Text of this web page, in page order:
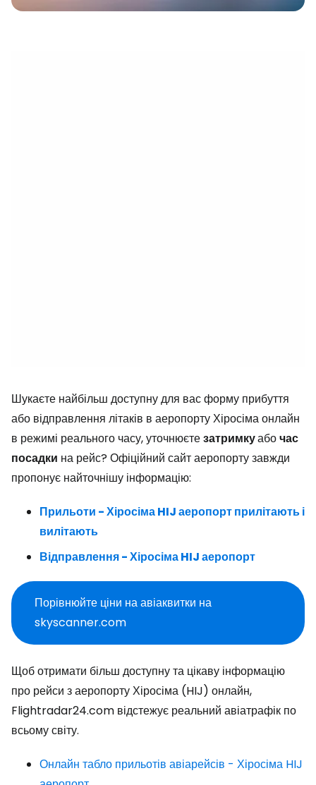
Шукаєте найбільш доступну для вас форму прибуття
або відправлення літаків в аеропорту Хіросіма онлайн
в режимі реального часу, уточнюєтезатримкуабочас
посадки на рейс? Офіційний сайт аеропорту завжди
пропонує найточнішу інформацію:
Прильоти - Хіросіма HIJ аеропорт прилітають і
вилітають
Відправлення - Хіросіма HIJ аеропорт
Порівнюйте ціни на авіаквитки на
skyscanner.com
Щоб отримати більш доступну та цікаву інформацію
про рейси з аеропорту Хіросіма (HIJ) онлайн,
Flightradar24.com відстежує реальний авіатрафік по
всьому світу.
Онлайн табло прильотів авіарейсів - Хіросіма HIJ